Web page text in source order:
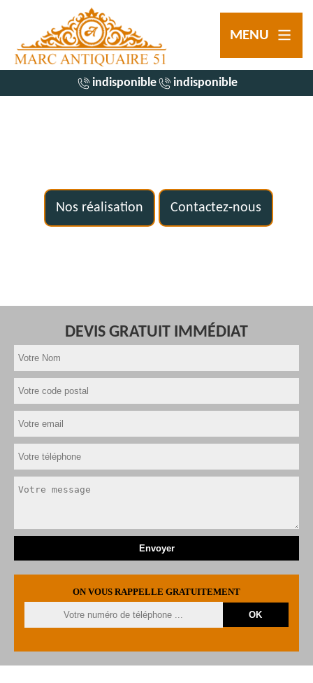
MENU
indisponible indisponible
Nos réalisation Contactez-nous
DEVIS GRATUIT IMMÉDIAT
ON VOUS RAPPELLE GRATUITEMENT